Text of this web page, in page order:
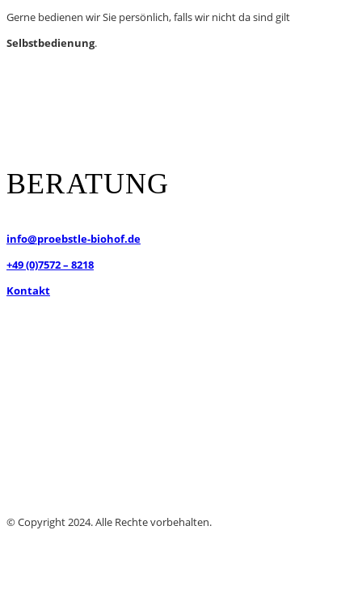
Gerne bedienen wir Sie persönlich, falls wir nicht da sind gilt
Selbstbedienung.
BERATUNG
info@proebstle-biohof.de
+49 (0)7572 – 8218
Kontakt
© Copyright 2024. Alle Rechte vorbehalten.